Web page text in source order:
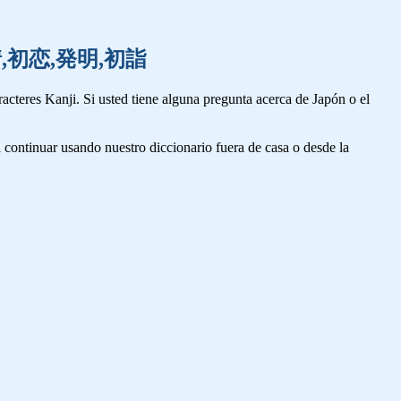
初恋,発明,初詣
Kanji. Si usted tiene alguna pregunta acerca de Japón o el
continuar usando nuestro diccionario fuera de casa o desde la